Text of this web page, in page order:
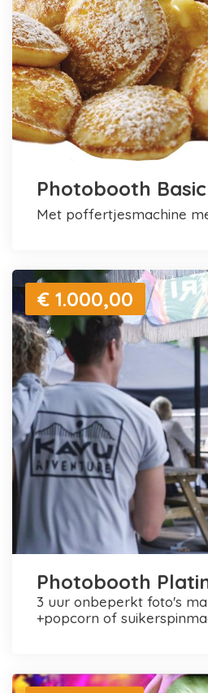
Photobooth Basic
met poffertjesmachine
€ 1.000,00
Photobooth
3 uur onbeperkt foto's maken en printen
+popcorn of